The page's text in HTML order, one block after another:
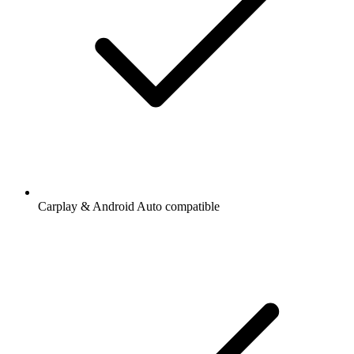
Carplay & Android Auto compatible